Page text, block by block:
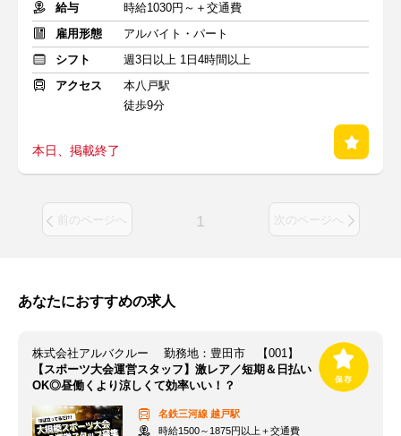
給与
時給1030円～＋交通費
雇用形態
アルバイト・パート
シフト
週3日以上 1日4時間以上
アクセス
本八戸駅
徒歩9分
本日、掲載終了
前のページへ 1 次のページへ
あなたにおすすめの求人
株式会社アルバクルー 勤務地：豊田市 【001】
【スポーツ大会運営スタッフ】激レア／短期＆日払い
OK◎昼働くより涼しくて効率いい！？
名鉄三河線 越戸駅
時給1500～1875円以上＋交通費